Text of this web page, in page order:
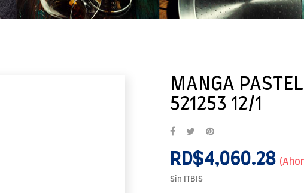
MANGA
521253 12/1
RD$4,060.28
Sin ITBIS